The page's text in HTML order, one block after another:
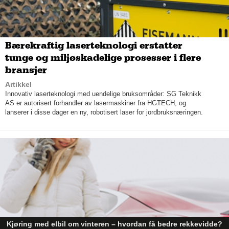
produsere deigemner som ikke er kjevlet ut, forteller han.
Høye krav
Deigemnene leverer de til restauranter og pizzeriaer, som
umiddelbart setter deigen til kjøling i minimum 24 timer. Det
fine med deigen er at den kan tas ut ved behov, bearbeides og
formes etter eget ønske. Dessuten holder deigen seg i opptil
fire dager så lenge den står kjølig.
Bærekraftig laserteknologi erstatter
tunge og miljøskadelige prosesser i flere
bransjer
Artikkel
Innovativ laserteknologi med uendelige bruksområder: SG Teknikk
AS er autorisert forhandler av lasermaskiner fra HGTECH, og
lanserer i disse dager en ny, robotisert laser for jordbruksnæringen.
Kjøring med elbil om vinteren – hvordan få bedre rekkevidde?